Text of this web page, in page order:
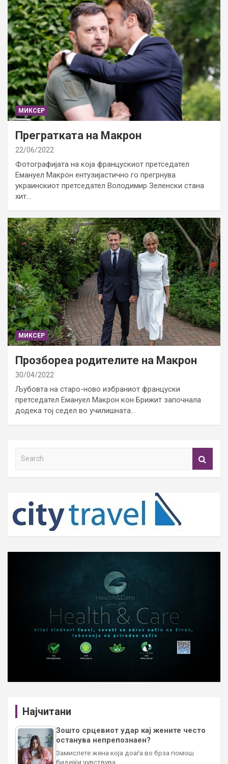
МИКСЕР
Прегратката на Макрон
22/06/2022
Фотографијата на која францускиот претседател
Емануел Макрон ентузијастично го прегрнува
украинскиот претседател Володимир Зеленски стана
хит…
МИКСЕР
Прозбореа родителите на Макрон
30/04/2022
Љубовта на старо-ново избраниот француски
претседател Емануел Макрон кон Брижит започнала
додека тој седел во училишната…
h
Најчитани
Зошто срцевиот удар кај жените често
останува непрепознаен?
Замислете жена која доаѓа во брза помош
бидејќи чувствува…